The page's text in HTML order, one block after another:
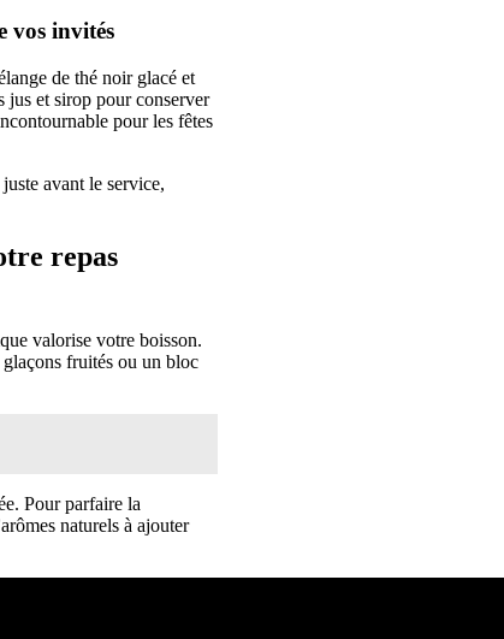
vos invités
de thé noir glacé et
jus et sirop pour conserver
pour les fêtes
avant le service,
repas
valorise votre boisson.
fruités ou un bloc
Pour parfaire la
naturels à ajouter